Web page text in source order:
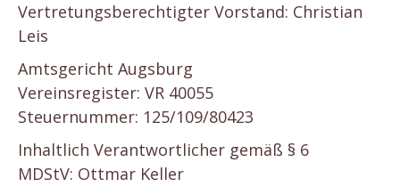
Vertretungsberechtigter Vorstand: Christian
Leis
Amtsgericht Augsburg
Vereinsregister: VR 40055
Steuernummer: 125/109/80423
Inhaltlich Verantwortlicher gemäß § 6
MDStV: Ottmar Keller